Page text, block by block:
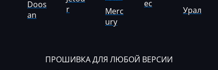
Volvo
Weidemann
Doos
an
r
Merc
ury
ec
Урал
ПРОШИВКА ДЛЯ ЛЮБОЙ ВЕРСИИ